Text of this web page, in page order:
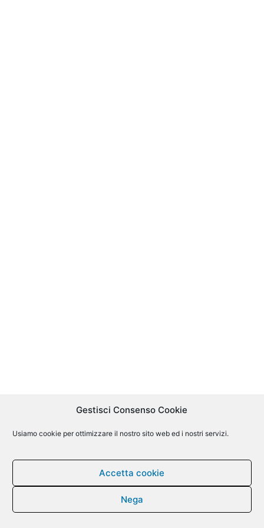
Gestisci Consenso Cookie
Usiamo cookie per ottimizzare il nostro sito web ed i nostri servizi.
Accetta cookie
Nega